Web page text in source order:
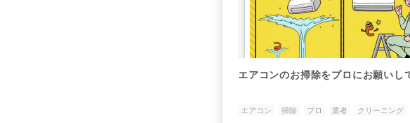
エアコンのお掃除をプロにお願いし
エアコン 掃除 プロ 業者 クリーニング